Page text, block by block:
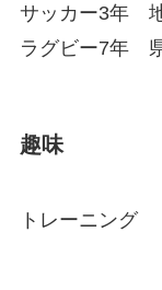
サッカー3年
ラグビー7年
趣味
トレーニング